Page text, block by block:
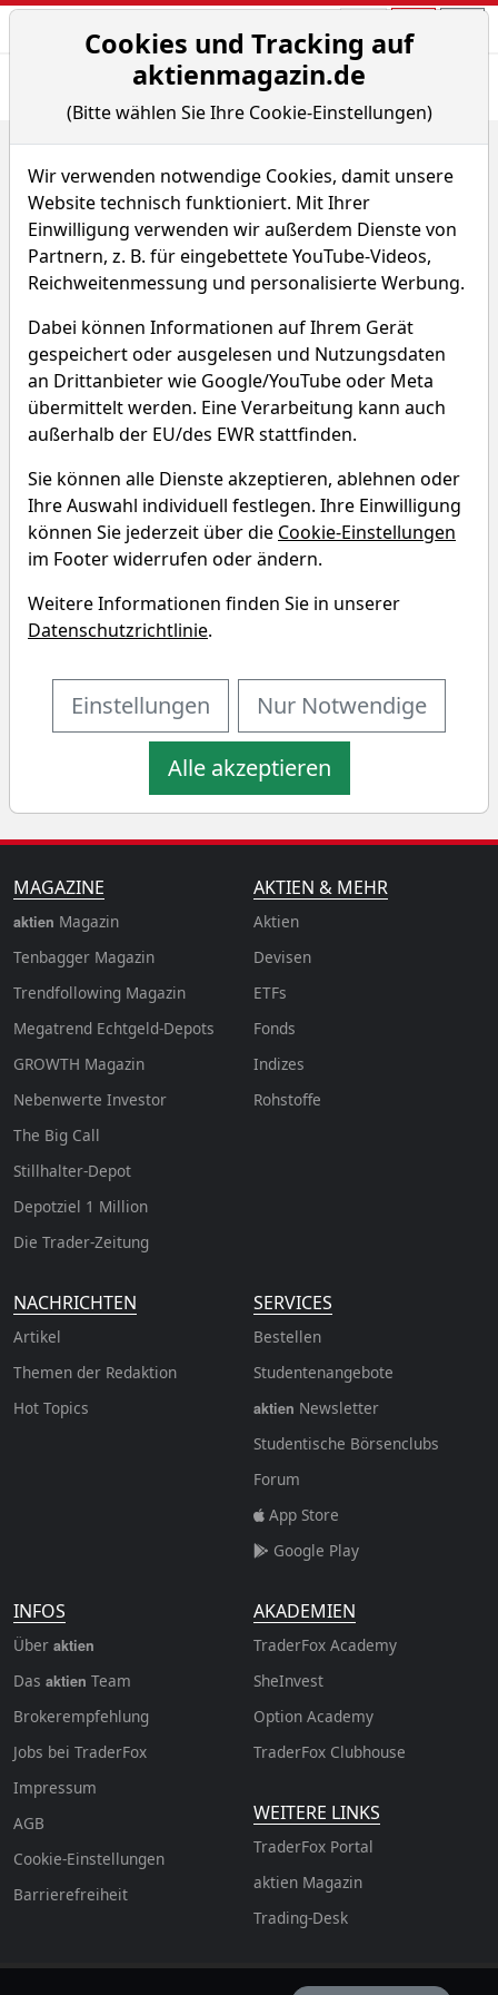
Aktien- und
Home Aktien
Reinsurance Grp of Amer. Inc.
Sparplan-Simulator
Reinsurance Grp of Amer.
Aktie
Watchlist RGA WKN A0RC70
Reinsurance Grp of Amer.
Sparplan-Simulator
n
MAGAZINE
aktien Magazin
Tenbagger Magazin
Trendfollowing Magazin
Megatrend Echtgeld-Depots
GROWTH Magazin
Nebenwerte Investor
The Big Call
Stillhalter-Depot
Depotziel 1 Million
Die Trader-Zeitung
AKTIEN & MEHR
Aktien
Devisen
ETFs
Fonds
Indizes
Rohstoffe
NACHRICHTEN
Artikel
Themen der Redaktion
Hot Topics
SERVICES
Bestellen
Studentenangebote
aktien Newsletter
Studentische Börsenclubs
Forum
App Store
Google Play
INFOS
Über aktien
Das aktien Team
Brokerempfehlung
Jobs bei TraderFox
Impressum
AGB
Cookie-Einstellungen
Barrierefreiheit
AKADEMIEN
TraderFox Academy
SheInvest
Option Academy
TraderFox Clubhouse
WEITERE LINKS
TraderFox Portal
aktien Magazin
Trading-Desk
Cookies und Tracking auf
aktienmagazin.de
(Bitte wählen Sie Ihre Cookie-Einstellungen)
Wir verwenden notwendige Cookies, damit unsere
Website technisch funktioniert. Mit Ihrer
Einwilligung verwenden wir außerdem Dienste von
Partnern, z. B. für eingebettete YouTube-Videos,
Reichweitenmessung und personalisierte Werbung.
Dabei können Informationen auf Ihrem Gerät
gespeichert oder ausgelesen und Nutzungsdaten
an Drittanbieter wie Google/YouTube oder Meta
übermittelt werden. Eine Verarbeitung kann auch
außerhalb der EU/des EWR stattfinden.
Sie können alle Dienste akzeptieren, ablehnen oder
Ihre Auswahl individuell festlegen. Ihre Einwilligung
können Sie jederzeit über die Cookie-Einstellungen
im Footer widerrufen oder ändern.
Weitere Informationen finden Sie in unserer
Datenschutzrichtlinie.
Einstellungen Nur Notwendige
Alle akzeptieren